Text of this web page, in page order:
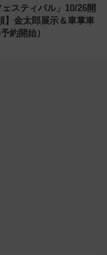
スティバル」10/26開
】金太郎展示＆車掌車
約開始）